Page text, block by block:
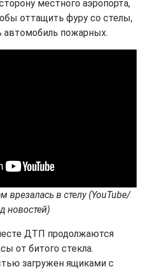
местного аэропорта,
оттащить фуру со стелы,
автомобиль пожарных.
врезалась в стелу (YouTube/
новостей)
ДТП продолжаются
от битого стекла.
загружен ящиками с